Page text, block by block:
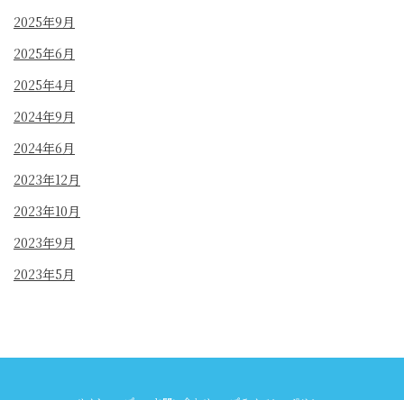
2025年9月
2025年6月
2025年4月
2024年9月
2024年6月
2023年12月
2023年10月
2023年9月
2023年5月